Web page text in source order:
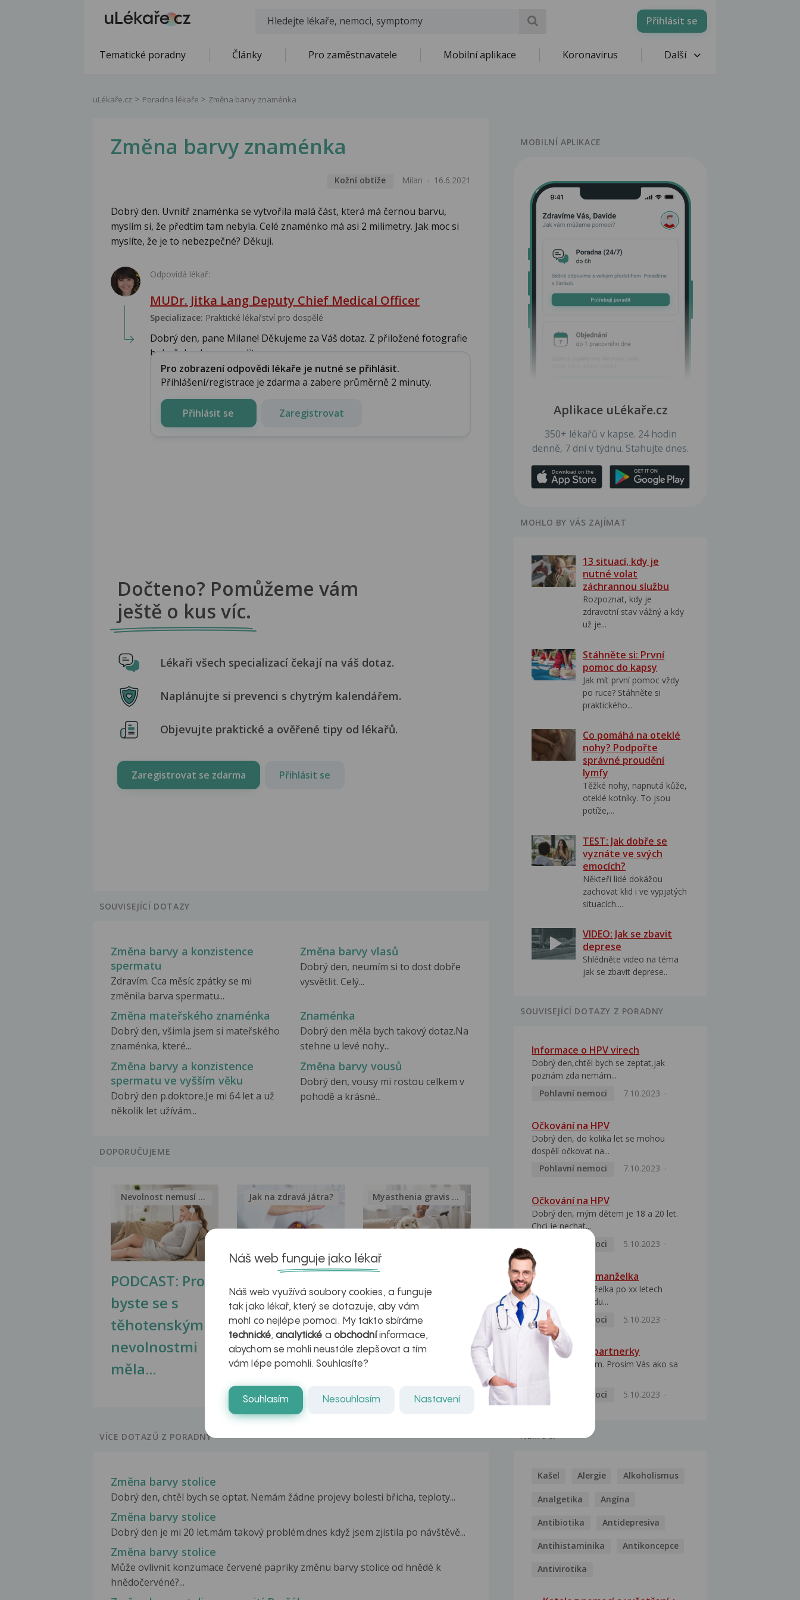
Přihlásit se
Tematické poradny Články Pro zaměstnavatele Mobilní aplikace Koronavirus Další
uLékaře.cz Poradna lékaře Změna barvy znaménka
Změna barvy znaménka
Kožní obtíže Milan 16.6.2021
Dobrý den. Uvnitř znaménka se vytvořila malá část, která má černou barvu,
myslím si, že předtím tam nebyla. Celé znaménko má asi 2 milimetry. Jak moc si
myslíte, že je to nebezpečné? Děkuji.
Odpovídá lékař:
MUDr. Jitka Lang Deputy Chief Medical Officer
Specializace: Praktické lékařství pro dospělé
Dobrý den, pane Milane! Děkujeme za Váš dotaz. Z přiložené fotografie
bohužel nelze posoudit...
Pro zobrazení odpovědi lékaře je nutné se přihlásit.
Přihlášení/registrace je zdarma a zabere průměrně 2 minuty.
Přihlásit se Zaregistrovat
Dočteno? Pomůžeme vám
ještě o kus víc.
Lékaři všech specializací čekají na váš dotaz.
Naplánujte si prevenci s chytrým kalendářem.
Objevujte praktické a ověřené tipy od lékařů.
Zaregistrovat se zdarma Přihlásit se
SOUVISEJÍCÍ DOTAZY
Změna barvy a konzistence
spermatu
Zdravím. Cca měsíc zpátky se mi
změnila barva spermatu...
Změna barvy vlasů
Dobrý den, neumím si to dost dobře
vysvětlit. Celý...
Změna mateřského znaménka
Dobrý den, všimla jsem si mateřského
znaménka, které...
Znaménka
Dobrý den měla bych takový dotaz.Na
stehne u levé nohy...
Změna barvy a konzistence
spermatu ve vyšším věku
Dobrý den p.doktore.Je mi 64 let a už
několik let užívám...
Změna barvy vousů
Dobrý den, vousy mi rostou celkem v
pohodě a krásné...
DOPORUČUJEME
PODCAST: Proč
byste se s
těhotenskými
nevolnostmi
měla...
Nevolnost nemusí být nutnou...
jater v datech a
obrazech
Jak na zdravá játra?
léčba
myastenie –
naděje pro ty,
kteří ji...
Myasthenia gravis – vše, co...
VÍCE DOTAZŮ Z PORADNY
Změna barvy stolice
Dobrý den, chtěl bych se optat. Nemám žádne projevy bolesti břicha, teploty...
Změna barvy stolice
Dobrý den je mi 20 let.mám takový problém.dnes když jsem zjistila po návštěvě...
Změna barvy stolice
Může ovlivnit konzumace červené papriky změnu barvy stolice od hnědé k
hnědočervéné?...
MOBILNÍ APLIKACE
Aplikace uLékaře.cz
350+ lékařů v kapse. 24 hodin
denně, 7 dní v týdnu. Stahujte dnes.
MOHLO BY VÁS ZAJÍMAT
13 situací, kdy je
nutné volat
záchrannou službu
Rozpoznat, kdy je
zdravotní stav vážný a kdy
už je...
Stáhněte si: První
pomoc do kapsy
Jak mít první pomoc vždy
po ruce? Stáhněte si
praktického...
Co pomáhá na oteklé
nohy? Podpořte
správné proudění
lymfy
Těžké nohy, napnutá kůže,
oteklé kotníky. To jsou
potíže,...
TEST: Jak dobře se
vyznáte ve svých
emocích?
Někteří lidé dokážou
zachovat klid i ve vypjatých
situacích....
VIDEO: Jak se zbavit
deprese
Shlédněte video na téma
jak se zbavit deprese..
SOUVISEJÍCÍ DOTAZY Z PORADNY
Informace o HPV virech
Dobrý den,chtěl bych se zeptat,jak
poznám zda nemám...
Pohlavní nemoci
7.10.2023
Očkování na HPV
Dobrý den, do kolika let se mohou
dospělí očkovat na...
Pohlavní nemoci
7.10.2023
Očkování na HPV
Dobrý den, mým dětem je 18 a 20 let.
Chci je nechat...
Pohlavní nemoci
5.10.2023
HPV pozitivní manželka
Dobrý den, manželka po xx letech
přivezla z Východu...
Pohlavní nemoci
5.10.2023
HPV typ 52 u partnerky
Dobrý deň prajem. Prosím Vás ako sa
Pohlavní nemoci
5.10.2023
NEMOCI
Kašel Alergie Alkoholismus
Analgetika Angína
Antibiotika Antidepresiva
Antihistaminika Antikoncepce
Antivirotika
Náš web funguje jako lékař
Náš web využívá soubory cookies, a funguje
tak jako lékař, který se dotazuje, aby vám
mohl co nejlépe pomoci. My takto sbíráme
technické,analytické a obchodníinformace,
abychom se mohli neustále zlepšovat a tím
vám lépe pomohli. Souhlasíte?
Souhlasím Nesouhlasím Nastavení